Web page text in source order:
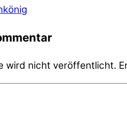
wird nicht veröffentlicht.